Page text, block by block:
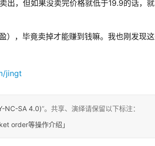
，但如果没卖完价格就低于19.9的话，
），毕竟卖掉才能赚到钱嘛。我也刚发现
jingt
NC-SA 4.0)”。共享、演绎请保留以下标注：
order等操作介绍」